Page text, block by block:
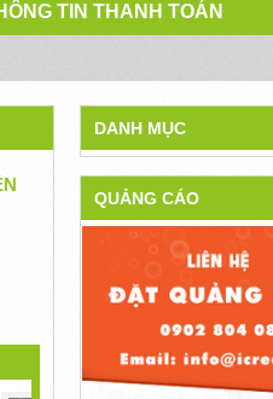
TIN THANH TOÁN
DANH MỤC
QUẢNG CÁO